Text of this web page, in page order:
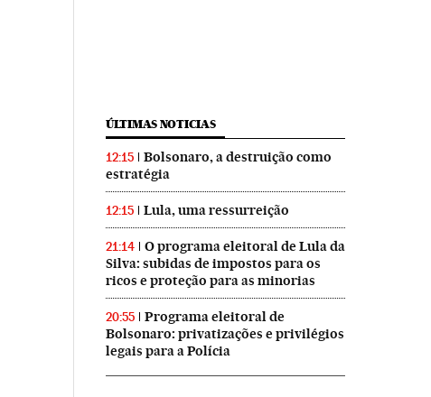
ÚLTIMAS NOTICIAS
12:15
Bolsonaro, a destruição como
estratégia
12:15 Lula, uma ressurreição
21:14
O programa eleitoral de Lula da
Silva: subidas de impostos para os
ricos e proteção para as minorias
20:55
Programa eleitoral de
Bolsonaro: privatizações e privilégios
legais para a Polícia